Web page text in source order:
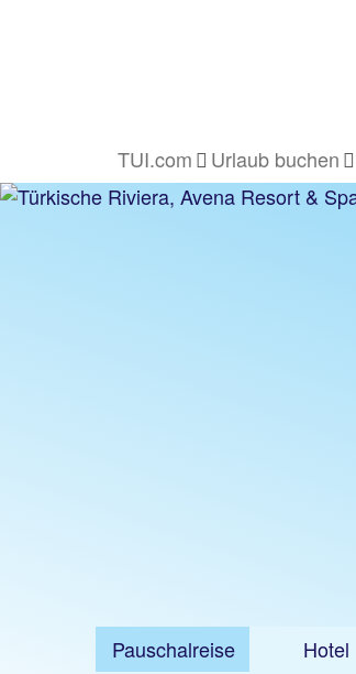
TUI.com Urlaub buchen
Pauschalreise Hotel